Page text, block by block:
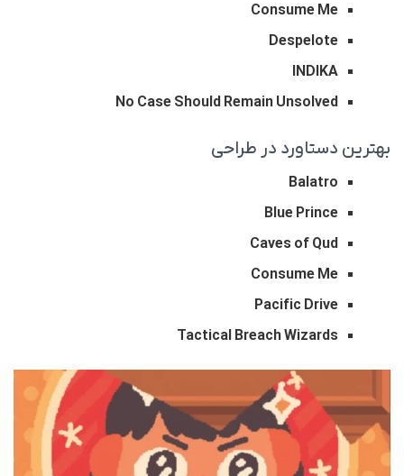
Consume Me
Despelote
INDIKA
No Case Should Remain Unsolved
بهترین دستاورد در طراحی
Balatro
Blue Prince
Caves of Qud
Consume Me
Pacific Drive
Tactical Breach Wizards